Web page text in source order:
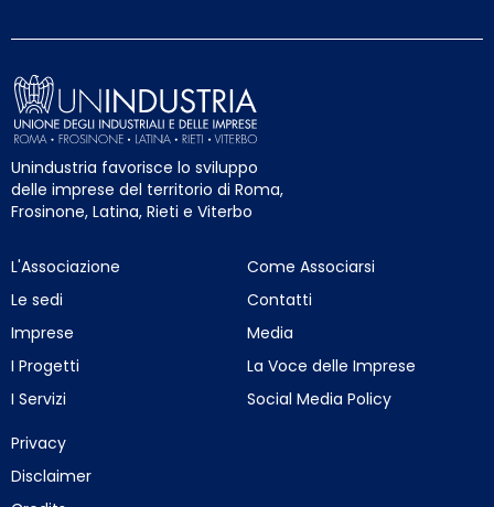
Unindustria favorisce lo sviluppo
delle imprese del territorio di Roma,
Frosinone, Latina, Rieti e Viterbo
L'Associazione
Le sedi
Imprese
I Progetti
I Servizi
Come Associarsi
Contatti
Media
La Voce delle Imprese
Social Media Policy
Privacy
Disclaimer